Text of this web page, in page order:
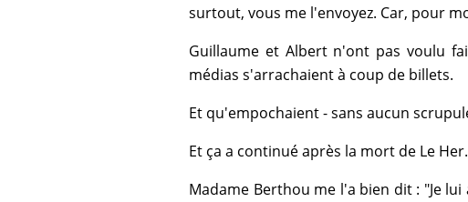
surtout, vous me l'envoyez. Car, pour
Guillaume et Albert n'ont pas voulu
médias s'arrachaient à coup de billets.
Et qu'empochaient - sans aucun
Et ça a continué après la mort de Le Her.
Madame Berthou me l'a bien dit : "Je lui